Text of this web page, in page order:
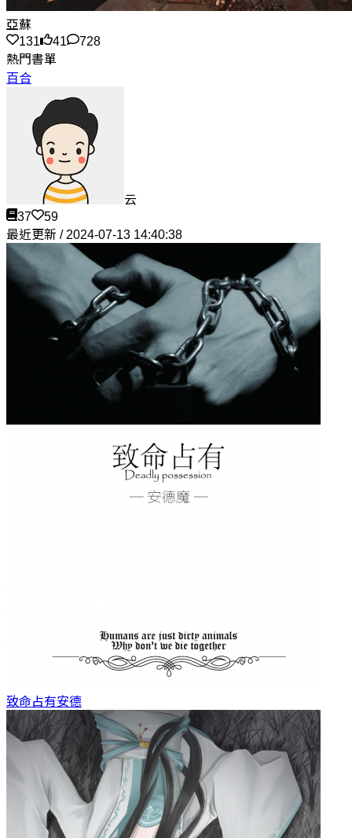
亞蘇
131
41
728
熱門書單
百合
云
37
59
最近更新 / 2024-07-13 14:40:38
致命占有安德